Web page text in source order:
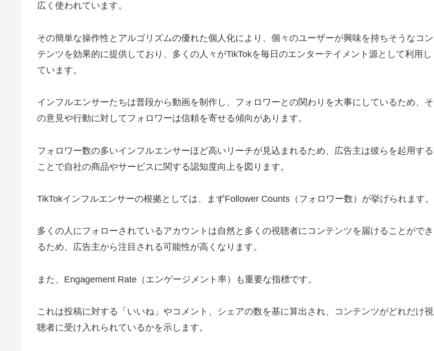
広く使われています。
その簡単な操作性とアルゴリズムの優れた個人化により、個々のユーザーが興味を持ちそうなコン
テンツを効果的に提供しており、多くの人々がTikTokを毎日のエンターテイメント源として利用し
ています。
インフルエンサーたちは普段から動画を制作し、フォロワーとの関わりを大事にしているため、そ
の意見や行動に対してフォロワーは信頼を寄せる傾向があります。
フォロワー数の多いインフルエンサーほど高いリーチが見込まれるため、広告主は彼らを起用する
ことで自社の商品やサービスに関する認知度向上を図ります。
TikTokインフルエンサーの根拠としては、まずFollower Counts（フォロワー数）が挙げられます。
多くの人にフォローされているアカウントは自然と多くの視聴者にコンテンツを届けることができ
るため、広告主から注目される可能性が高くなります。
また、Engagement Rate（エンゲージメント率）も重要な指標です。
これは投稿に対する「いいね」やコメント、シェアの数を基に算出され、コンテンツがどれだけ視
聴者に受け入れられているかを示します。